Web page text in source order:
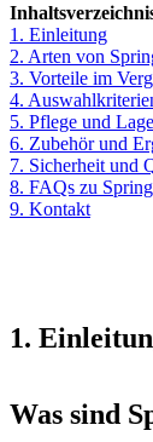
1. Einleitung
2. Arten von
3. Vorteile im
4.
5. Pflege und
6. Zubehör und
7. Sicherheit und
8. FAQs zu
9. Kontakt
1.
Was sind